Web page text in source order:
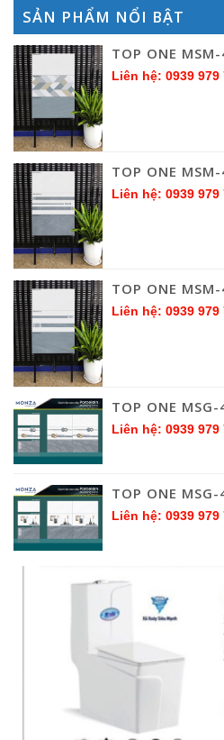
SẢN PHẨM NỔI BẬT
TOP ONE
Liên hệ: 0939 979
TOP ONE
Liên hệ: 0939 979
TOP ONE
Liên hệ: 0939 979
TOP ONE
Liên hệ: 0939 979
TOP ONE
Liên hệ: 0939 979